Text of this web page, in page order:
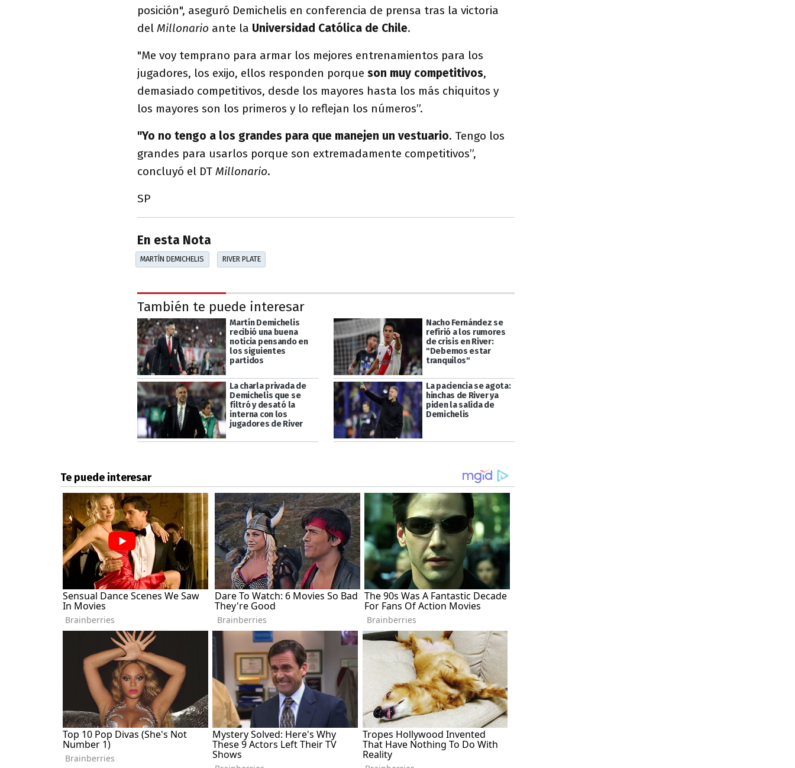
posición", aseguró Demichelis en conferencia de prensa tras la victoria
del Millonario ante la Universidad Católica de Chile.
"Me voy temprano para armar los mejores entrenamientos para los
jugadores, los exijo, ellos responden porque son muy competitivos,
demasiado competitivos, desde los mayores hasta los más chiquitos y
los mayores son los primeros y lo reflejan los números”.
"Yo no tengo a los grandes para que manejen un vestuario. Tengo los
grandes para usarlos porque son extremadamente competitivos”,
concluyó el DT Millonario.
SP
En esta Nota
MARTÍN DEMICHELIS RIVER PLATE
También te puede interesar
Martín Demichelis
recibió una buena
noticia pensando en
los siguientes
partidos
Nacho Fernández se
refirió a los rumores
de crisis en River:
"Debemos estar
tranquilos"
La charla privada de
Demichelis que se
filtró y desató la
interna con los
jugadores de River
La paciencia se agota:
hinchas de River ya
piden la salida de
Demichelis